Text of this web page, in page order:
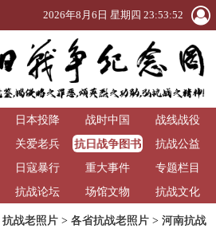
2026年8月6日 星期四 23:53:53
日本投降 战时中国
战线战役
关爱老兵
抗日战争图书
馆
抗战公益
日寇暴行 重大事件
专题栏目
抗战论坛 场馆文物 抗战文化
抗战老照片> 各省抗战老照片> 河南抗战